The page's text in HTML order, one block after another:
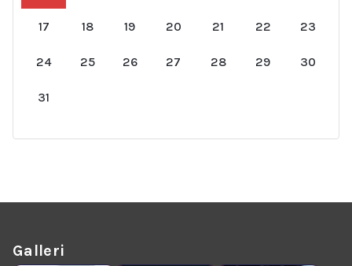
17 18 19 20 21 22 23
24 25 26 27 28 29 30
31
Galleri